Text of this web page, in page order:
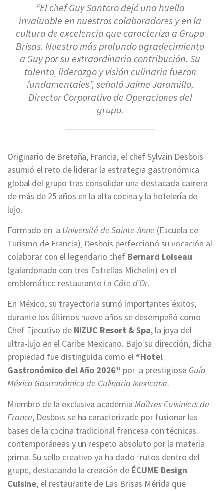
“El chef Guy Santoro dejó una huella
invaluable en nuestros colaboradores y en la
cultura de excelencia que caracteriza a Grupo
Brisas. Nuestro más profundo agradecimiento
a Guy por su extraordinaria contribución. Su
talento, liderazgo y visión culinaria fueron
fundamentales”, señaló Jaime Jaramillo,
Director Corporativo de Operaciones del
grupo.
Originario de Bretaña, Francia, el chef Sylvain Desbois
asumió el reto de liderar la estrategia gastronómica
global del grupo tras consolidar una destacada carrera
de más de 25 años en la alta cocina y la hotelería de
lujo.
Formado en la Université de Sainte-Anne (Escuela de
Turismo de Francia), Desbois perfeccionó su vocación al
colaborar con el legendario chef Bernard Loiseau
(galardonado con tres Estrellas Michelin) en el
emblemático restauranteLa Côte d’Or.
En México, su trayectoria sumó importantes éxitos;
durante los últimos nueve años se desempeñó como
Chef Ejecutivo de NIZUC Resort & Spa, la joya del
ultra-lujo en el Caribe Mexicano. Bajo su dirección, dicha
propiedad fue distinguida como el “Hotel
Gastronómico del Año 2026” por la prestigiosa Guía
México Gastronómico de Culinaria Mexicana.
Miembro de la exclusiva academia Maîtres Cuisiniers de
France, Desbois se ha caracterizado por fusionar las
bases de la cocina tradicional francesa con técnicas
contemporáneas y un respeto absoluto por la materia
prima. Su sello creativo ya ha dado frutos dentro del
grupo, destacando la creación de ÉCUME Design
Cuisine, el restaurante de Las Brisas Mérida que